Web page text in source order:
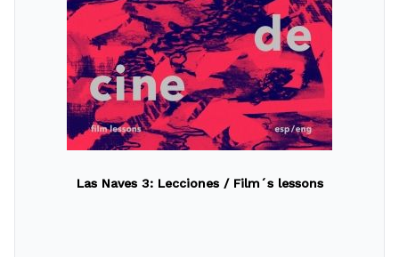
Las Naves 3: Lecciones / Film´s lessons